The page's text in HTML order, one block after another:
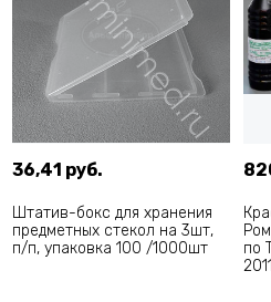
36,41 руб.
Штатив-бокс для хранения
предметных стекол на 3шт,
п/п, упаковка 100 /1000шт
по